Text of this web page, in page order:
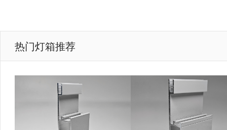
热门灯箱推荐